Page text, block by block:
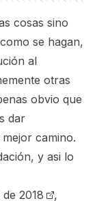
cosas sino
se hagan,
al
otras
obvio que
dar
camino.
y asi lo
2018
,